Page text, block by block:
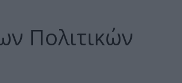
Πολιτικών